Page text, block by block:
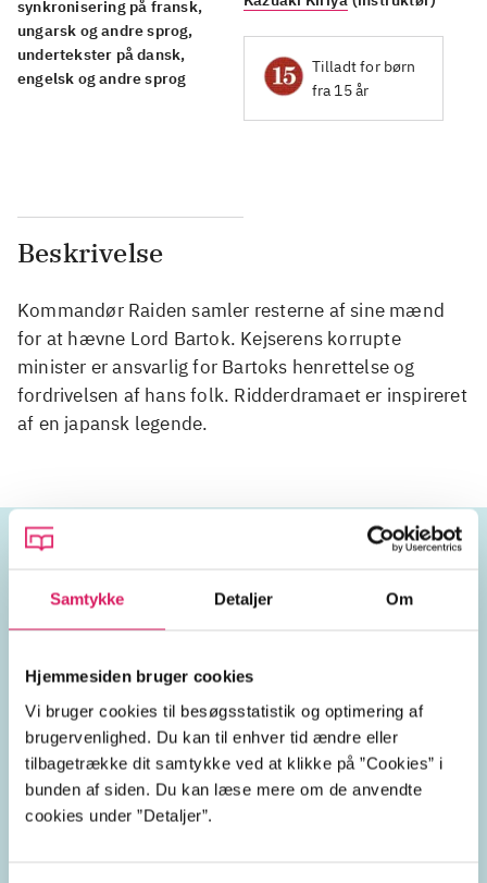
Samtykke Detaljer Om
Hjemmesiden bruger cookies
Vi bruger cookies til besøgsstatistik og optimering af
brugervenlighed. Du kan til enhver tid ændre eller
tilbagetrække dit samtykke ved at klikke på ”Cookies” i
bunden af siden. Du kan læse mere om de anvendte
cookies under ”Detaljer”.
synkronisering på fransk,
ungarsk og andre sprog,
undertekster på dansk,
engelsk og andre sprog
Tilladt for børn
fra 15 år
Beskrivelse
Kommandør Raiden samler resterne af sine mænd
for at hævne Lord Bartok. Kejserens korrupte
minister er ansvarlig for Bartoks henrettelse og
fordrivelsen af hans folk. Ridderdramaet er inspireret
af en japansk legende.
Emneord
hævn
ære